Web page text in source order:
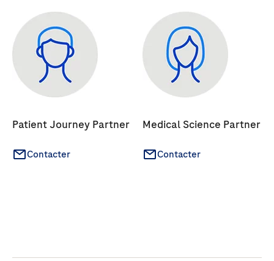
Patient Journey Partner
Contacter
Medical Science Partner
Contacter